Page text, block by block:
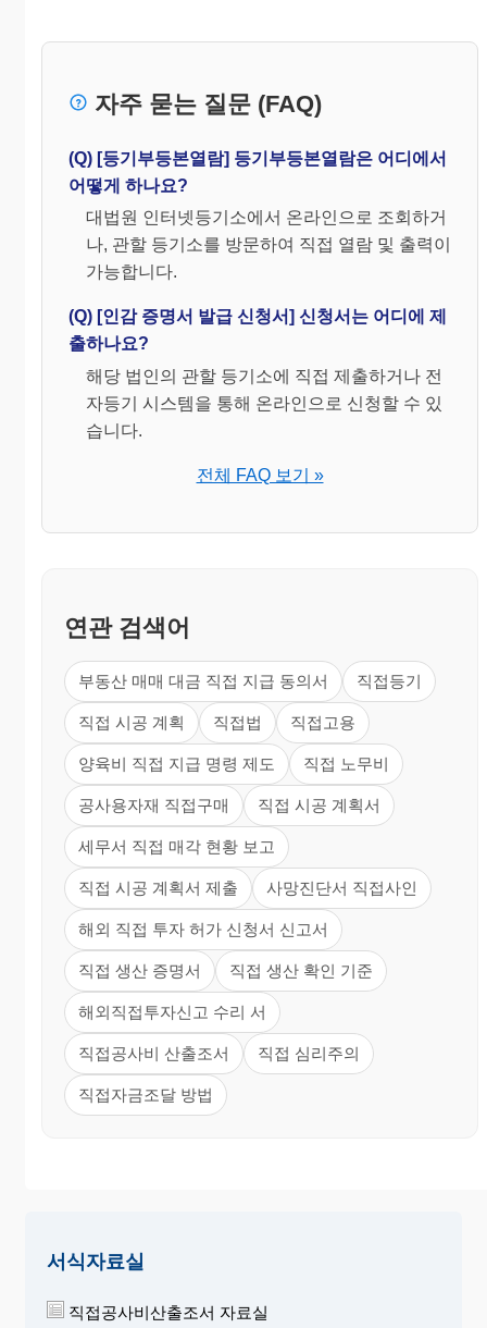
자주 묻는 질문 (FAQ)
(Q) [등기부등본열람] 등기부등본열람은 어디에서
어떻게 하나요?
대법원 인터넷등기소에서 온라인으로 조회하거
나, 관할 등기소를 방문하여 직접 열람 및 출력이
가능합니다.
(Q) [인감 증명서 발급 신청서] 신청서는 어디에 제
출하나요?
해당 법인의 관할 등기소에 직접 제출하거나 전
자등기 시스템을 통해 온라인으로 신청할 수 있
습니다.
전체 FAQ 보기 »
연관 검색어
부동산 매매 대금 직접 지급 동의서 직접등기
직접 시공 계획 직접법 직접고용
양육비 직접 지급 명령 제도 직접 노무비
공사용자재 직접구매 직접 시공 계획서
세무서 직접 매각 현황 보고
직접 시공 계획서 제출 사망진단서 직접사인
해외 직접 투자 허가 신청서 신고서
직접 생산 증명서 직접 생산 확인 기준
해외직접투자신고 수리 서
직접공사비 산출조서 직접 심리주의
직접자금조달 방법
서식자료실
직접공사비산출조서 자료실